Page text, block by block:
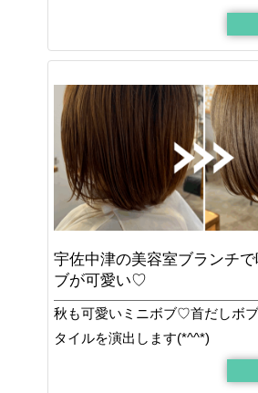
宇佐中津の美容室ブランチ
ブが可愛い♡
秋も可愛いミニボブ♡首だしボ
タイルを演出します(*^^*)